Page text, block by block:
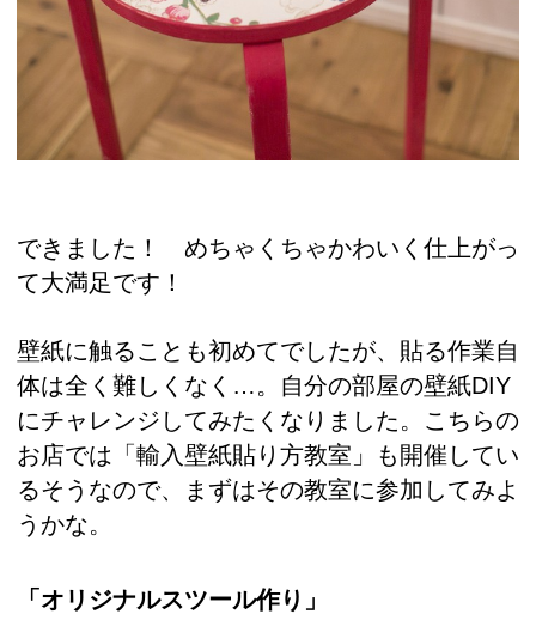
できました！ めちゃくちゃかわいく仕上がっ
て大満足です！
壁紙に触ることも初めてでしたが、貼る作業自
体は全く難しくなく…。自分の部屋の壁紙DIY
にチャレンジしてみたくなりました。こちらの
お店では「輸入壁紙貼り方教室」も開催してい
るそうなので、まずはその教室に参加してみよ
うかな。
「オリジナルスツール作り」